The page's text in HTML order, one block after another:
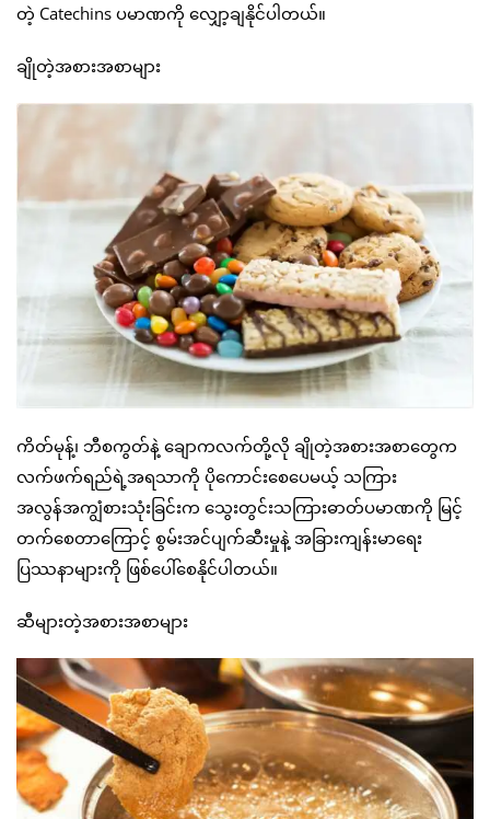
တဲ့ Catechins ပမာဏကို လျှော့ချနိုင်ပါတယ်။
ချိုတဲ့အစားအစာများ
ကိတ်မုန့်၊ ဘီစကွတ်နဲ့ ချောကလက်တို့လို ချိုတဲ့အစားအစာတွေက
လက်ဖက်ရည်ရဲ့အရသာကို ပိုကောင်းစေပေမယ့် သကြား
အလွန်အကျွံစားသုံးခြင်းက သွေးတွင်းသကြားဓာတ်ပမာဏကို မြင့်
တက်စေတာကြောင့် စွမ်းအင်ပျက်ဆီးမှုနဲ့ အခြားကျန်းမာရေး
ပြဿနာများကို ဖြစ်ပေါ်စေနိုင်ပါတယ်။
ဆီများတဲ့အစားအစာများ